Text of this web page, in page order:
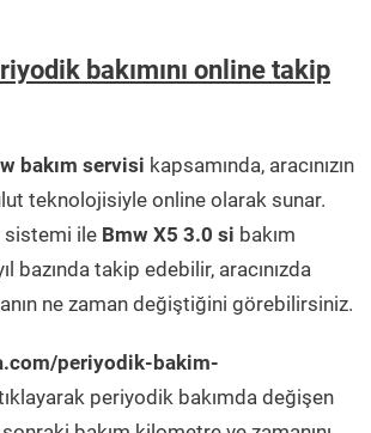
bakımını online takip
bakım servisi kapsamında, aracınızın
teknolojisiyle online olarak sunar.
sistemi ile Bmw X5 3.0 si bakım
bazında takip edebilir, aracınızda
ne zaman değiştiğini görebilirsiniz.
periyodik-bakim-
periyodik bakımda değişen